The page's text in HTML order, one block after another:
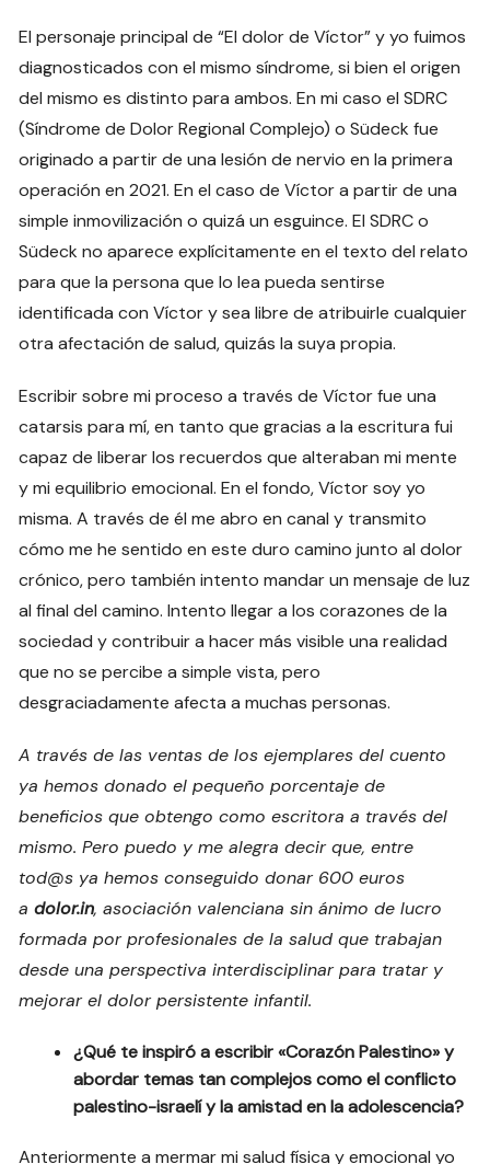
El personaje principal de “El dolor de Víctor” y yo fuimos
diagnosticados con el mismo síndrome, si bien el origen
del mismo es distinto para ambos. En mi caso el SDRC
(Síndrome de Dolor Regional Complejo) o Südeck fue
originado a partir de una lesión de nervio en la primera
operación en 2021. En el caso de Víctor a partir de una
simple inmovilización o quizá un esguince. El SDRC o
Südeck no aparece explícitamente en el texto del relato
para que la persona que lo lea pueda sentirse
identificada con Víctor y sea libre de atribuirle cualquier
otra afectación de salud, quizás la suya propia.
Escribir sobre mi proceso a través de Víctor fue una
catarsis para mí, en tanto que gracias a la escritura fui
capaz de liberar los recuerdos que alteraban mi mente
y mi equilibrio emocional. En el fondo, Víctor soy yo
misma. A través de él me abro en canal y transmito
cómo me he sentido en este duro camino junto al dolor
crónico, pero también intento mandar un mensaje de luz
al final del camino. Intento llegar a los corazones de la
sociedad y contribuir a hacer más visible una realidad
que no se percibe a simple vista, pero
desgraciadamente afecta a muchas personas.
A través de las ventas de los ejemplares del cuento
ya hemos donado el pequeño porcentaje de
beneficios que obtengo como escritora a través del
mismo. Pero puedo y me alegra decir que, entre
tod@s ya hemos conseguido donar 600 euros
adolor.in, asociación valenciana sin ánimo de lucro
formada por profesionales de la salud que trabajan
desde una perspectiva interdisciplinar para tratar y
mejorar el dolor persistente infantil.
¿Qué te inspiró a escribir «Corazón Palestino» y
abordar temas tan complejos como el conflicto
palestino-israelí y la amistad en la adolescencia?
Anteriormente a mermar mi salud física y emocional yo